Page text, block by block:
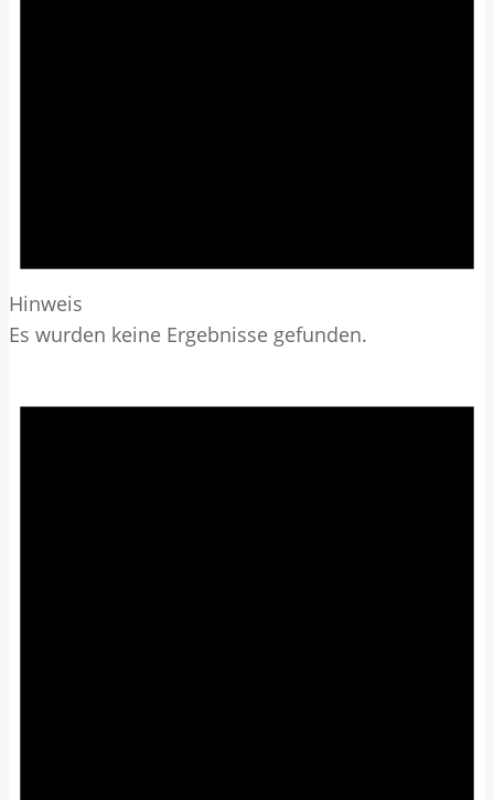
Hinweis
Es wurden keine Ergebnisse gefunden.